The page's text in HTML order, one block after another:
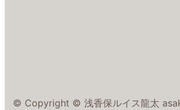
© Copyright © 浅香保ルイス龍太